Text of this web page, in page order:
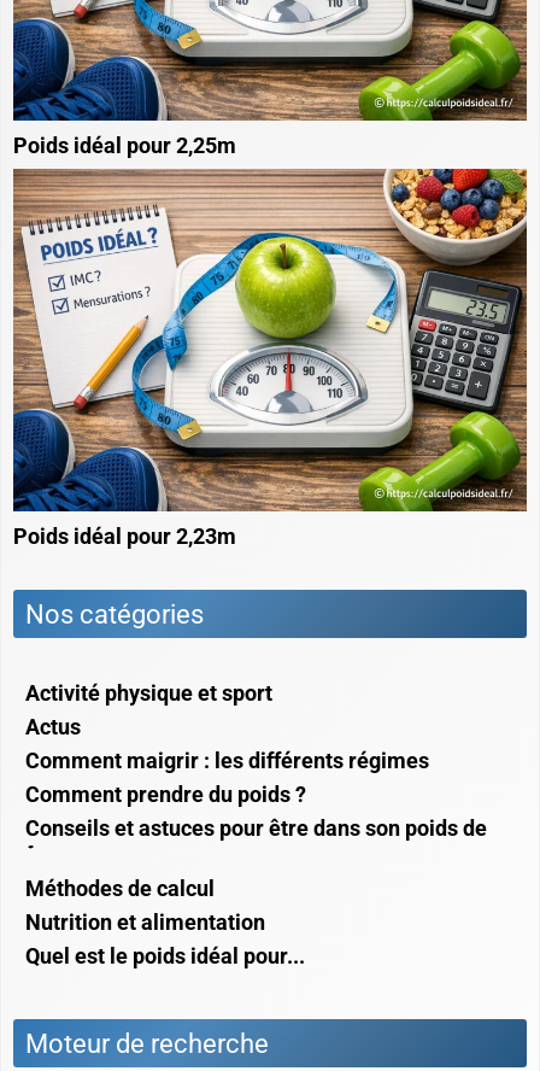
Poids idéal pour 2,25m
Poids idéal pour 2,23m
Nos catégories
Activité physique et sport
Actus
Comment maigrir : les différents régimes
Comment prendre du poids ?
Conseils et astuces pour être dans son poids de
forme
Méthodes de calcul
Nutrition et alimentation
Quel est le poids idéal pour...
Moteur de recherche